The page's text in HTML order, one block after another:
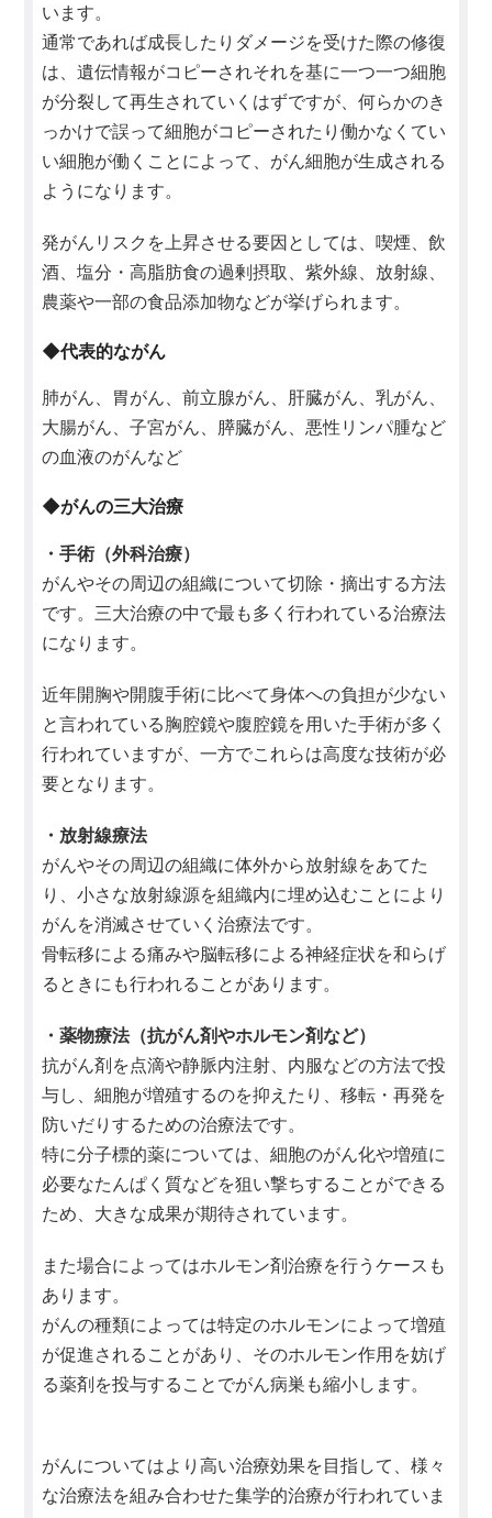
います。
通常であれば成長したりダメージを受けた際の修復
は、遺伝情報がコピーされそれを基に一つ一つ細胞
が分裂して再生されていくはずですが、何らかのき
っかけで誤って細胞がコピーされたり働かなくてい
い細胞が働くことによって、がん細胞が生成される
ようになります。
発がんリスクを上昇させる要因としては、喫煙、飲
酒、塩分・高脂肪食の過剰摂取、紫外線、放射線、
農薬や一部の食品添加物などが挙げられます。
◆代表的ながん
肺がん、胃がん、前立腺がん、肝臓がん、乳がん、
大腸がん、子宮がん、膵臓がん、悪性リンパ腫など
の血液のがんなど
◆がんの三大治療
・手術（外科治療）
がんやその周辺の組織について切除・摘出する方法
です。三大治療の中で最も多く行われている治療法
になります。
近年開胸や開腹手術に比べて身体への負担が少ない
と言われている胸腔鏡や腹腔鏡を用いた手術が多く
行われていますが、一方でこれらは高度な技術が必
要となります。
・放射線療法
がんやその周辺の組織に体外から放射線をあてた
り、小さな放射線源を組織内に埋め込むことにより
がんを消滅させていく治療法です。
骨転移による痛みや脳転移による神経症状を和らげ
るときにも行われることがあります。
・薬物療法（抗がん剤やホルモン剤など）
抗がん剤を点滴や静脈内注射、内服などの方法で投
与し、細胞が増殖するのを抑えたり、移転・再発を
防いだりするための治療法です。
特に分子標的薬については、細胞のがん化や増殖に
必要なたんぱく質などを狙い撃ちすることができる
ため、大きな成果が期待されています。
また場合によってはホルモン剤治療を行うケースも
あります。
がんの種類によっては特定のホルモンによって増殖
が促進されることがあり、そのホルモン作用を妨げ
る薬剤を投与することでがん病巣も縮小します。
がんについてはより高い治療効果を目指して、様々
な治療法を組み合わせた集学的治療が行われていま